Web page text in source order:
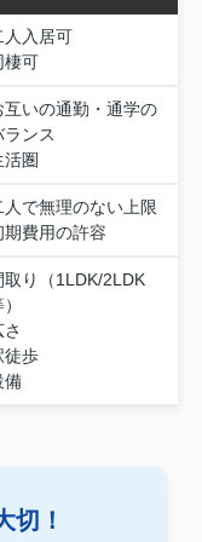
人入居可
棲可
互いの通勤・通学の
ランス
活圏
人で無理のない上限
期費用の許容
取り（1LDK/2LDK
さ
徒歩
備
切！